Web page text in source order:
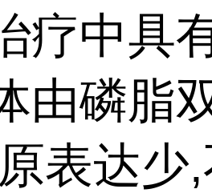
疗中具
由磷脂
表达少